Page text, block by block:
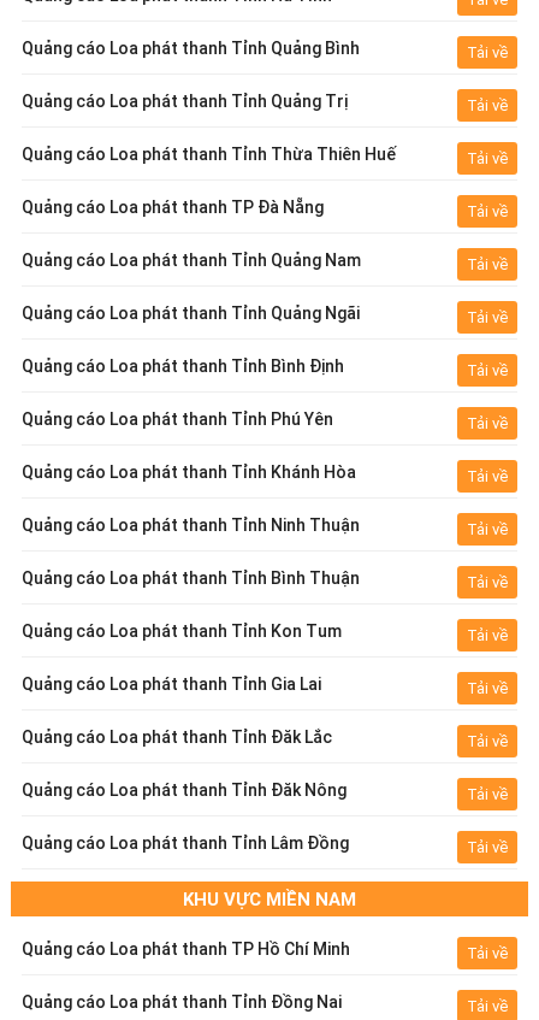
Quảng cáo Loa phát thanh Tỉnh Quảng Bình Tải về
Quảng cáo Loa phát thanh Tỉnh Quảng Trị Tải về
Quảng cáo Loa phát thanh Tỉnh Thừa Thiên Huế Tải về
Quảng cáo Loa phát thanh TP Đà Nẵng Tải về
Quảng cáo Loa phát thanh Tỉnh Quảng Nam Tải về
Quảng cáo Loa phát thanh Tỉnh Quảng Ngãi Tải về
Quảng cáo Loa phát thanh Tỉnh Bình Định Tải về
Quảng cáo Loa phát thanh Tỉnh Phú Yên Tải về
Quảng cáo Loa phát thanh Tỉnh Khánh Hòa Tải về
Quảng cáo Loa phát thanh Tỉnh Ninh Thuận Tải về
Quảng cáo Loa phát thanh Tỉnh Bình Thuận Tải về
Quảng cáo Loa phát thanh Tỉnh Kon Tum Tải về
Quảng cáo Loa phát thanh Tỉnh Gia Lai Tải về
Quảng cáo Loa phát thanh Tỉnh Đăk Lắc Tải về
Quảng cáo Loa phát thanh Tỉnh Đăk Nông Tải về
Quảng cáo Loa phát thanh Tỉnh Lâm Đồng Tải về
KHU VỰC MIỀN NAM
Quảng cáo Loa phát thanh TP Hồ Chí Minh Tải về
Quảng cáo Loa phát thanh Tỉnh Đồng Nai Tải về